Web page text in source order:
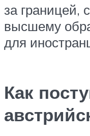
за границей,
высшему
для
Как